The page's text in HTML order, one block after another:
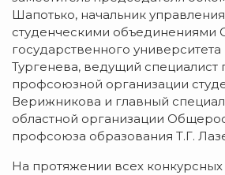
Шапотько, начальник
студенческими объединениями
государственного
Тургенева, ведущий специалист
профсоюзной организации
Верижникова и главный
областной организации
профсоюза образования Т.Г.
На протяжении всех конкурсных